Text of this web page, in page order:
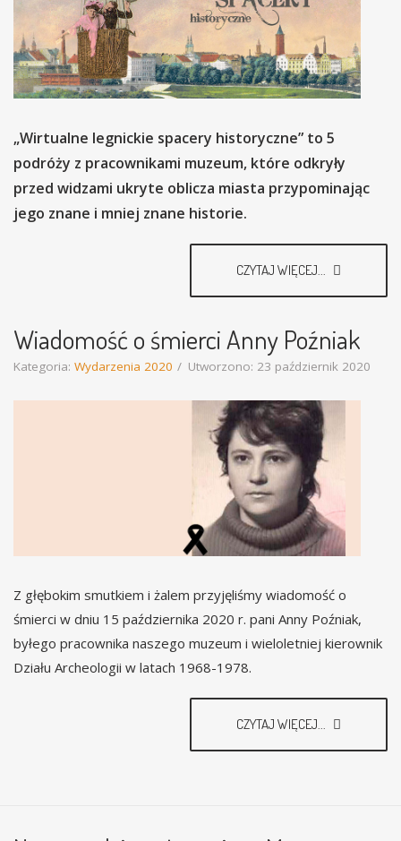
„Wirtualne legnickie spacery historyczne” to 5
podróży z pracownikami muzeum, które odkryły
przed widzami ukryte oblicza miasta przypominając
jego znane i mniej znane historie.
CZYTAJ WIĘCEJ...
Wiadomość o śmierci Anny Poźniak
Kategoria: Wydarzenia 2020 Utworzono: 23 październik 2020
Z głębokim smutkiem i żalem przyjęliśmy wiadomość o
śmierci w dniu 15 października 2020 r. pani Anny Poźniak,
byłego pracownika naszego muzeum i wieloletniej kierownik
Działu Archeologii w latach 1968-1978.
CZYTAJ WIĘCEJ...